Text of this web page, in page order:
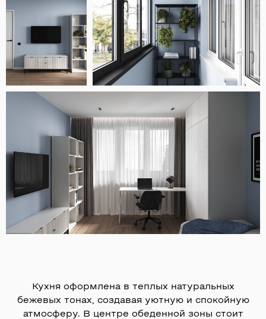
Кухня оформлена в теплых натуральных
бежевых тонах, создавая уютную и спокойную
атмосферу. В центре обеденной зоны стоит
АВТОРСКИЙ
ДИЗАЙН-ПРОЕКТ
Получите персональное предложение
на дизайн-проект для вашего интерьера
с графиком закупок и строительных работ
Получить предложение